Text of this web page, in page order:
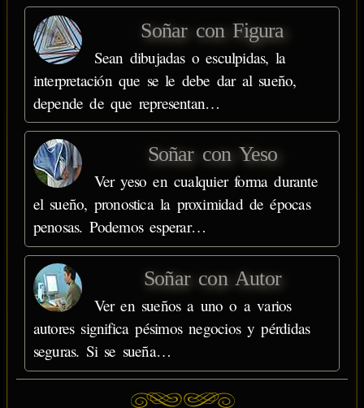
Soñar con Figura
Sean dibujadas o esculpidas, la
interpretación que se le debe dar al sueño,
depende de que representan…
Soñar con Yeso
Ver yeso en cualquier forma durante
el sueño, pronostica la proximidad de épocas
penosas. Podemos esperar…
Soñar con Autor
Ver en sueños a uno o a varios
autores significa pésimos negocios y pérdidas
seguras. Si se sueña…